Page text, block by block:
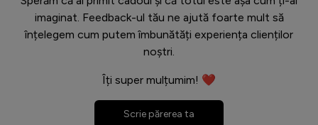
imaginat. Feedback-ul tău ne ajută foarte mult să
înțelegem cum putem îmbunătăți experiența clienților
noștri.
Îți super mulțumim! ❤️
Scrie părerea ta